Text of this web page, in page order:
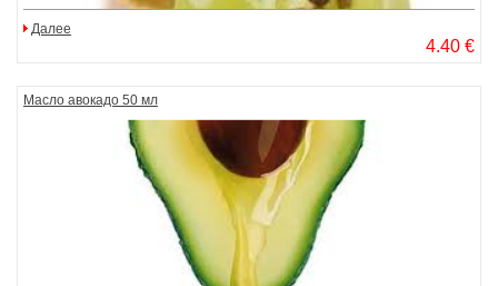
Далее
4.40 €
Масло авокадо 50 мл